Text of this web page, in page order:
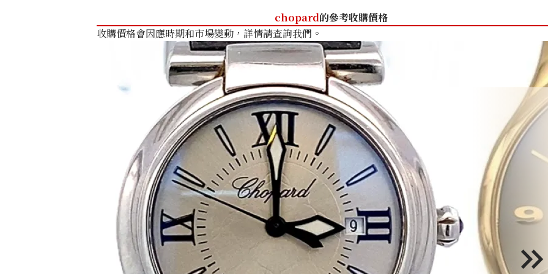
chopard的參考收購價格
收購價格會因應時期和市場變動，詳情請查詢我們。